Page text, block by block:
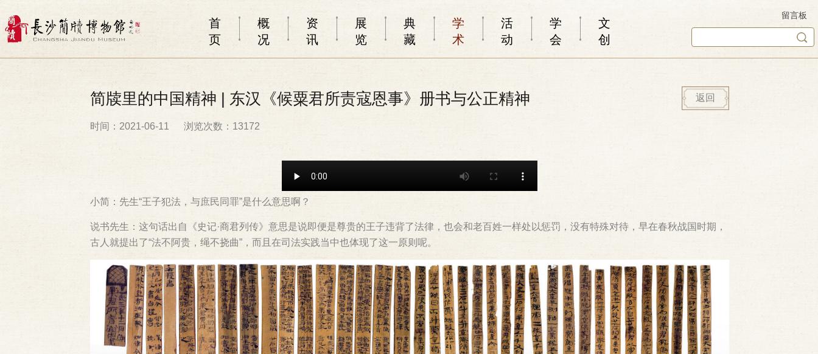
首
页
概
况
资
讯
展
览
典
藏
学
术
活
动
学
会
文
创
留言板
简牍里的中国精神 | 东汉《候粟君所责寇恩事》册书与公正精神 返回
时间：2021-06-11 浏览次数：13172
小简：先生“王子犯法，与庶民同罪”是什么意思啊？
说书先生：这句话出自《史记·商君列传》意思是说即便是尊贵的王子违背了法律，也会和老百姓一样处以惩罚，没有特殊对待，早在春秋战国时期，
古人就提出了“法不阿贵，绳不挠曲”，而且在司法实践当中也体现了这一原则呢。